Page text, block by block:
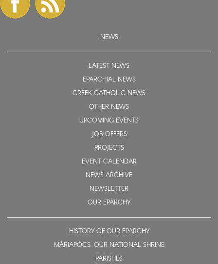
NEWS
LATEST NEWS
EPARCHIAL NEWS
GREEK CATHOLIC NEWS
OTHER NEWS
UPCOMING EVENTS
JOB OFFERS
PROJECTS
EVENT CALENDAR
NEWS ARCHIVE
NEWSLETTER
OUR EPARCHY
HISTORY OF OUR EPARCHY
MÁRIAPÓCS, OUR NATIONAL SHRINE
PARISHES